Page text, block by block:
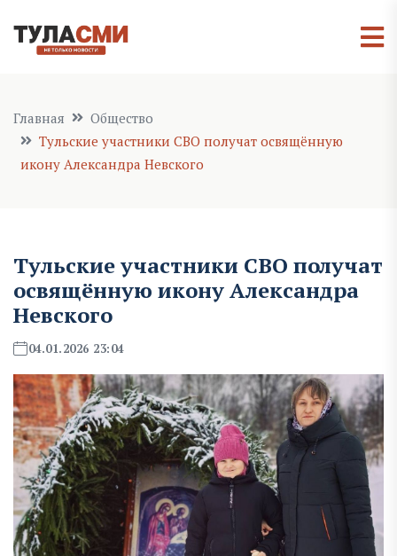
Главная
Общество
Тульские участники СВО получат освящённую
икону Александра Невского
Тульские участники СВО получат
освящённую икону Александра
Невского
04.01.2026 23:04